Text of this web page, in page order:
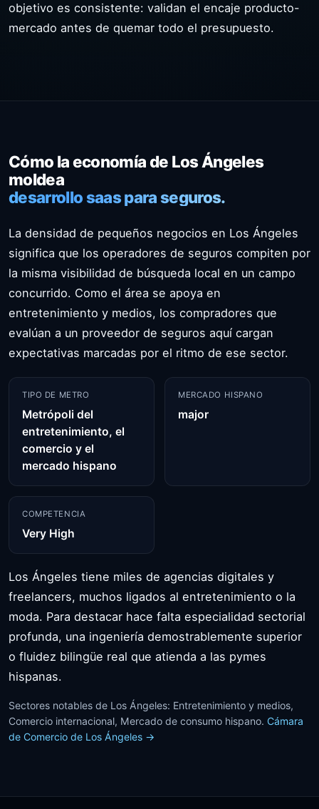
objetivo es consistente: validan el encaje producto-
mercado antes de quemar todo el presupuesto.
Cómo la economía de Los Ángeles
moldea
desarrollo saas para seguros.
La densidad de pequeños negocios en Los Ángeles
significa que los operadores de seguros compiten por
la misma visibilidad de búsqueda local en un campo
concurrido. Como el área se apoya en
entretenimiento y medios, los compradores que
evalúan a un proveedor de seguros aquí cargan
expectativas marcadas por el ritmo de ese sector.
TIPO DE METRO
Metrópoli del
entretenimiento, el
comercio y el
mercado hispano
MERCADO HISPANO
major
COMPETENCIA
Very High
Los Ángeles tiene miles de agencias digitales y
freelancers, muchos ligados al entretenimiento o la
moda. Para destacar hace falta especialidad sectorial
profunda, una ingeniería demostrablemente superior
o fluidez bilingüe real que atienda a las pymes
hispanas.
Sectores notables de Los Ángeles: Entretenimiento y medios,
Comercio internacional, Mercado de consumo hispano. Cámara
de Comercio de Los Ángeles →